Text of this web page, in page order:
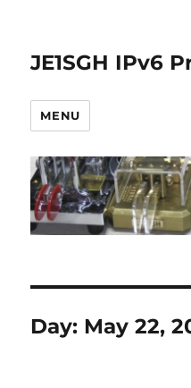
JE1SGH IPv6
MENU
Day: May 22,